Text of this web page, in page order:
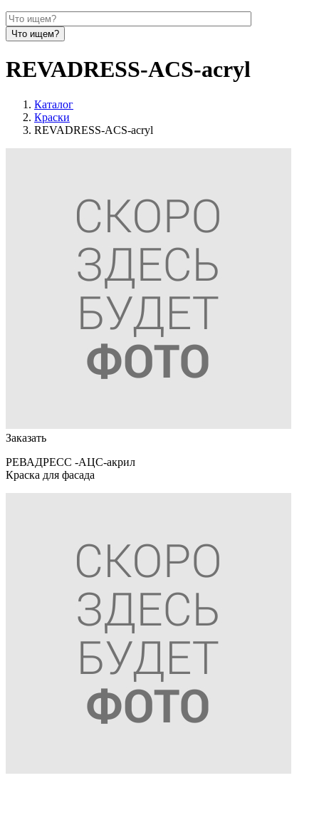
REVADRESS-ACS-acryl
Каталог
Краски
REVADRESS-ACS-acryl
Заказать
РЕВАДРЕСС -АЦС-акрил
Краска для фасада